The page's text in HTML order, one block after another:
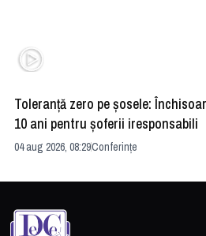
Toleranță zero pe șosele:
10 ani pentru șoferii iresponsabili
04 aug 2026, 08:29Conferințe